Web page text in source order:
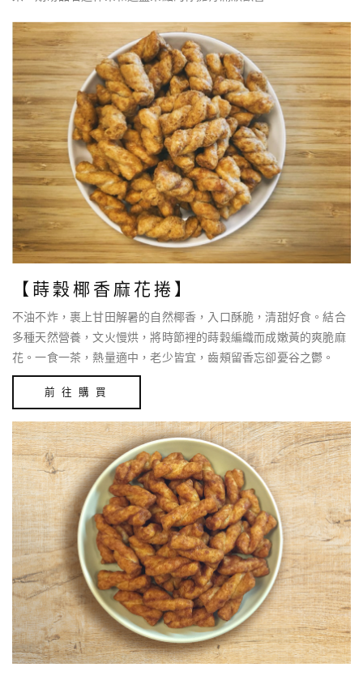
【蒔穀椰香麻花捲】
不油不炸，裹上甘田解暑的自然椰香，入口酥脆，清甜好食。結合
多種天然營養，文火慢烘，將時節裡的蒔穀編織而成嫩黃的爽脆麻
花。一食一茶，熱量適中，老少皆宜，齒頰留香忘卻憂谷之鬱。
前 往 購 買